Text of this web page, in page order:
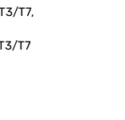
T7,
T7